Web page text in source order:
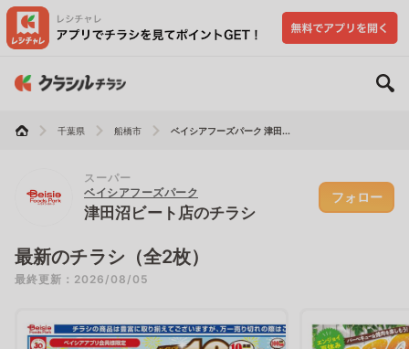
千葉県 船橋市 ベイシアフーズパーク 津田...
スーパー
ベイシアフーズパーク
津田沼ビート店のチラシ
フォロー
最新のチラシ（全2枚）
最終更新：2026/08/05